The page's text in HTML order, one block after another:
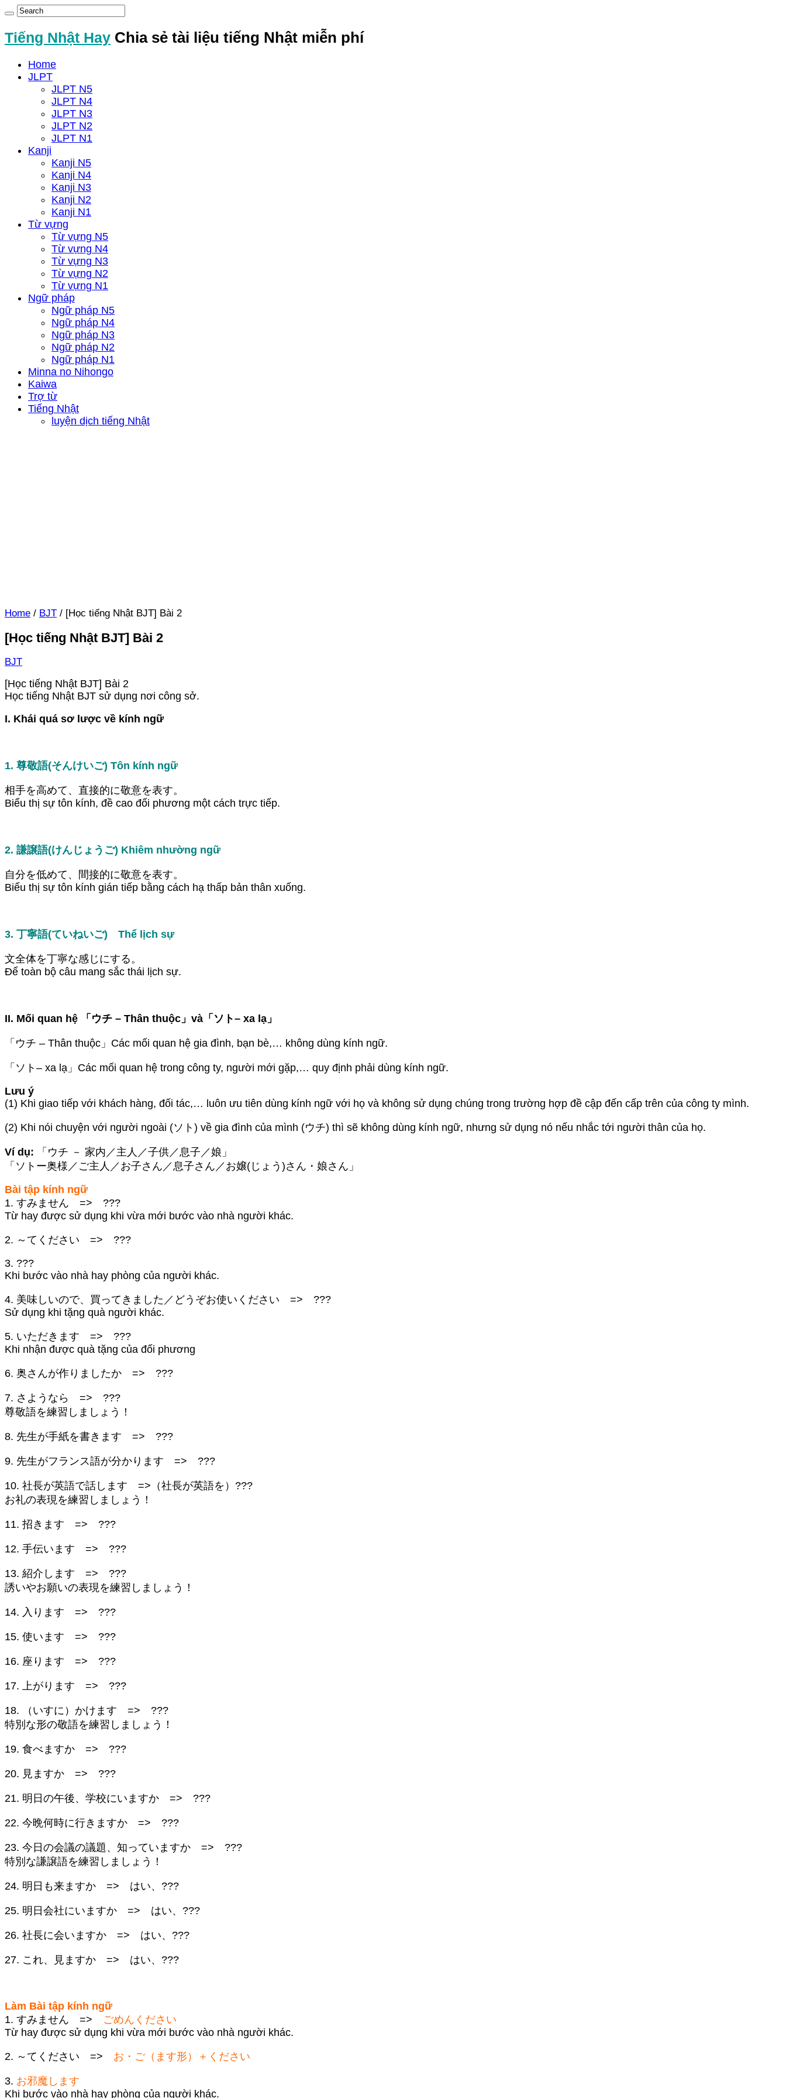
Tiếng Nhật Hay Chia sẻ tài liệu tiếng Nhật miễn phí
Home
JLPT
JLPT N5
JLPT N4
JLPT N3
JLPT N2
JLPT N1
Kanji
Kanji N5
Kanji N4
Kanji N3
Kanji N2
Kanji N1
Từ vựng
Từ vựng N5
Từ vựng N4
Từ vựng N3
Từ vựng N2
Từ vựng N1
Ngữ pháp
Ngữ pháp N5
Ngữ pháp N4
Ngữ pháp N3
Ngữ pháp N2
Ngữ pháp N1
Minna no Nihongo
Kaiwa
Trợ từ
Tiếng Nhật
luyện dịch tiếng Nhật
Home / BJT / [Học tiếng Nhật BJT] Bài 2
[Học tiếng Nhật BJT] Bài 2
BJT
[Học tiếng Nhật BJT] Bài 2
Học tiếng Nhật BJT sử dụng nơi công sở.
I. Khái quá sơ lược về kính ngữ
1. 尊敬語(そんけいご) Tôn kính ngữ
相手を高めて、直接的に敬意を表す。
Biểu thị sự tôn kính, đề cao đối phương một cách trực tiếp.
2. 謙譲語(けんじょうご) Khiêm nhường ngữ
自分を低めて、間接的に敬意を表す。
Biểu thị sự tôn kính gián tiếp bằng cách hạ thấp bản thân xuống.
3. 丁寧語(ていねいご) Thể lịch sự
文全体を丁寧な感じにする。
Để toàn bộ câu mang sắc thái lịch sự.
II. Mối quan hệ 「ウチ – Thân thuộc」và「ソト– xa lạ」
「ウチ – Thân thuộc」Các mối quan hệ gia đình, bạn bè,… không dùng kính ngữ.
「ソト– xa lạ」Các mối quan hệ trong công ty, người mới gặp,… quy định phải dùng kính ngữ.
Lưu ý
(1) Khi giao tiếp với khách hàng, đối tác,… luôn ưu tiên dùng kính ngữ với họ và không sử dụng chúng trong trường hợp đề cập đến cấp trên của công ty mình.
(2) Khi nói chuyện với người ngoài (ソト) về gia đình của mình (ウチ) thì sẽ không dùng kính ngữ, nhưng sử dụng nó nếu nhắc tới người thân của họ.
Ví dụ: 「ウチ － 家内／主人／子供／息子／娘」
「ソトー奥様／ご主人／お子さん／息子さん／お嬢(じょう)さん・娘さん」
Bài tập kính ngữ
1. すみません => ???
Từ hay được sử dụng khi vừa mới bước vào nhà người khác.
2. ～てください => ???
3. ???
Khi bước vào nhà hay phòng của người khác.
4. 美味しいので、買ってきました／どうぞお使いください => ???
Sử dụng khi tặng quà người khác.
5. いただきます => ???
Khi nhận được quà tặng của đối phương
6. 奥さんが作りましたか => ???
7. さようなら => ???
尊敬語を練習しましょう！
8. 先生が手紙を書きます => ???
9. 先生がフランス語が分かります => ???
10. 社長が英語で話します =>（社長が英語を）???
お礼の表現を練習しましょう！
11. 招きます => ???
12. 手伝います => ???
13. 紹介します => ???
誘いやお願いの表現を練習しましょう！
14. 入ります => ???
15. 使います => ???
16. 座ります => ???
17. 上がります => ???
18. （いすに）かけます => ???
特別な形の敬語を練習しましょう！
19. 食べますか => ???
20. 見ますか => ???
21. 明日の午後、学校にいますか => ???
22. 今晩何時に行きますか => ???
23. 今日の会議の議題、知っていますか => ???
特別な謙譲語を練習しましょう！
24. 明日も来ますか => はい、???
25. 明日会社にいますか => はい、???
26. 社長に会いますか => はい、???
27. これ、見ますか => はい、???
Làm Bài tập kính ngữ
1. すみません => ごめんください
Từ hay được sử dụng khi vừa mới bước vào nhà người khác.
2. ～てください => お・ご（ます形）＋ください
3. お邪魔します
Khi bước vào nhà hay phòng của người khác.